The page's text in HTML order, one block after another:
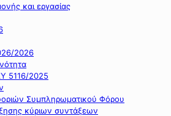
και εργασίας
2026
5116/2025
Συμπληρωματικού Φόρου
κύριων συντάξεων